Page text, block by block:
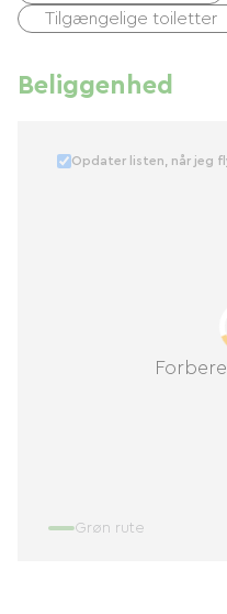
Tilgængelige toiletter
Beliggenhed
Opdater listen, når jeg
Grøn rute